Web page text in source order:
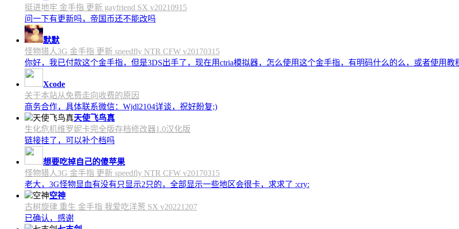
挺进地牢 金手指 更新 gayfriend SX v20210915
问一下有更新吗，帝国币还不能改吗
默默
怪物猎人3G 金手指 更新 speedfly NTR CFW v20170315
你好，我已付款这个金手指，但是3DS出手了，现在用ctria模拟器，怎么使用这个金手指，有明码什么的么，或者使用教
Xcode
关于本站从免费走向收费的原因
商务合作，具体联系微信：Wjdl2104详谈，祝好盼复;)
天使飞鸟真
生化危机维罗妮卡完全版存档修改器1.0汉化版
链接挂了，可以补个档吗
想要吃掉自己的傻苹果
怪物猎人3G 金手指 更新 speedfly NTR CFW v20170315
老大，3G怪物显血有没有只显示2只的，全部显示一些地区会很卡，求求了 :cry:
空神
古树旋律 重生 金手指 我爱吃洋葱 SX v20221207
已确认，感谢